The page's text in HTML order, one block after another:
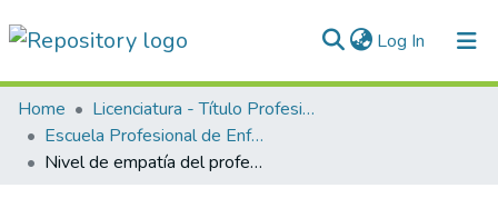
Log In (current)
Communities & Collections
All of DSpace
Home
Licenciatura - Título Profesional
Escuela Profesional de Enfermería
Nivel de empatía del profesional de enfermería en el área de Triaje Diferenciado Covid-19 del Hospital Sub Regional de Andahuaylas, 2022